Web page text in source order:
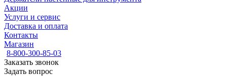
Акции
Услуги и сервис
Доставка и оплата
Контакты
Магазин
8-800-300-85-03
Заказать звонок
Задать вопрос